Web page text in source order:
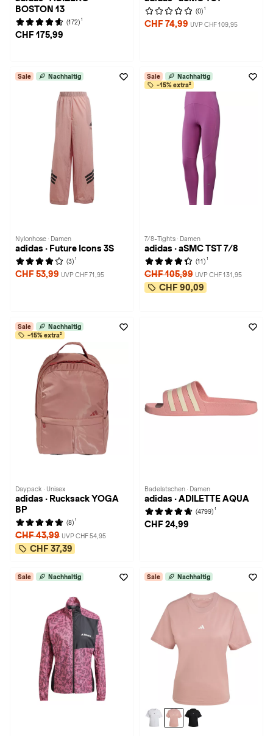
BOSTON 13
(172) 1
CHF 175,99
(0) 1
CHF 74,99 UVP CHF 109,95
Sale Nachhaltig
Nylonhose · Damen
adidas · Future Icons 3S
(3) 1
CHF 53,99 UVP CHF 71,95
Sale
Nachhaltig
-15% extra²
7/8-Tights · Damen
adidas · aSMC TST 7/8
(11) 1
CHF 105,99 UVP CHF 131,95
CHF 90,09
Sale
Nachhaltig
-15% extra²
Daypack · Unisex
adidas · Rucksack YOGA
BP
(8) 1
CHF 43,99 UVP CHF 54,95
CHF 37,39
Badelatschen · Damen
adidas · ADILETTE AQUA
(4799) 1
CHF 24,99
Sale Nachhaltig Sale Nachhaltig